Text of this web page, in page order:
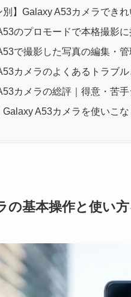
別】Galaxy A53カメラでき
のプロモードで本格撮影に
で撮影した写真の編集・
カメラのよくあるトラブル
カメラの総評｜得意・苦
Galaxy A53カメラを使いこ
の基本操作と使い